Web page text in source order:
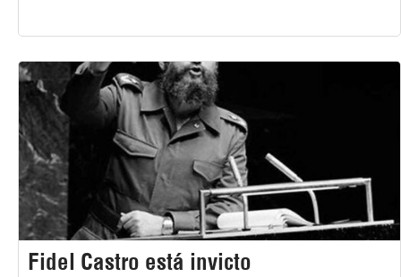
Fidel Castro está invicto